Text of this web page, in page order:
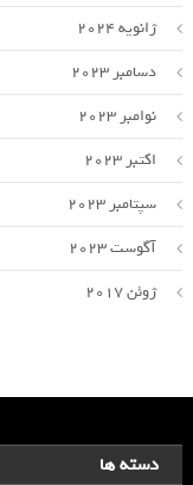
ژانویه 2024
دسامبر 2023
نوامبر 2023
اکتبر 2023
سپتامبر 2023
آگوست 2023
ژوئن 2017
دسته ها